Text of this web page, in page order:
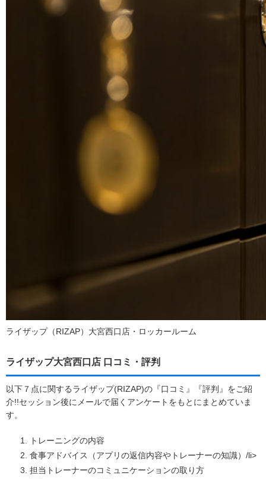
ライザップ（RIZAP）大宮西口店・ロッカールーム
ライザップ大宮西口店 口コミ・評判
以下７点に関するライザップ(RIZAP)の『口コミ』『評判』をご紹
介!!セッション後にメールで届くアンケートをもとにまとめていま
す。
トレーニングの内容
食事アドバイス（アプリの返信内容やトレーナーの知識）/li>
担当トレーナーのコミュニケーションの取り方